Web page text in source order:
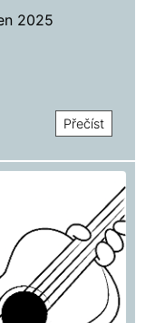
2025
Přečíst